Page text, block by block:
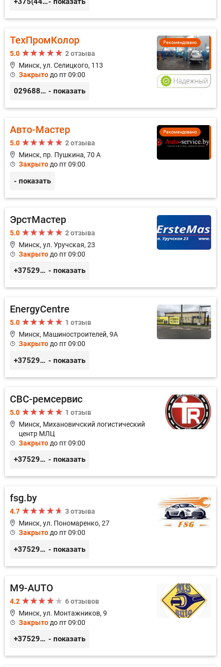
Рекомендовано
ТехПромКолор
5.0
2 отзыва
Минск, ул. Селицкого, 113
Закрыто до пт 09:00
0296889898 - показать
Рекомендовано
Авто-Мастер
5.0
2 отзыва
Минск, пр. Пушкина, 70 А
Закрыто до пт 09:00
- показать
ЭрстМастер
5.0
2 отзыва
Минск, ул. Уручская, 23
Закрыто до пт 09:00
+375296446495 - показать
EnergyCentre
5.0
1 отзыв
Минск, Машиностроителей, 9A
Закрыто до пт 09:00
+375293857117 - показать
СВС-ремсервис
5.0
1 отзыв
Минск, Михановичский логистический
центр МЛЦ
Закрыто до пт 09:00
+375296233505 - показать
fsg.by
4.7
3 отзыва
Минск, ул. Пономаренко, 27
Закрытодо пт 09:00
+375291882338 - показать
M9-AUTO
4.2
6 отзывов
Минск, ул. Монтажников, 9
Закрыто до пт 09:00
+375299395764 - показать